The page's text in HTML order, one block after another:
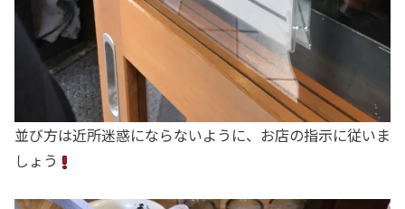
並び方は近所迷惑にならないように、お店の指示に従いま
しょう